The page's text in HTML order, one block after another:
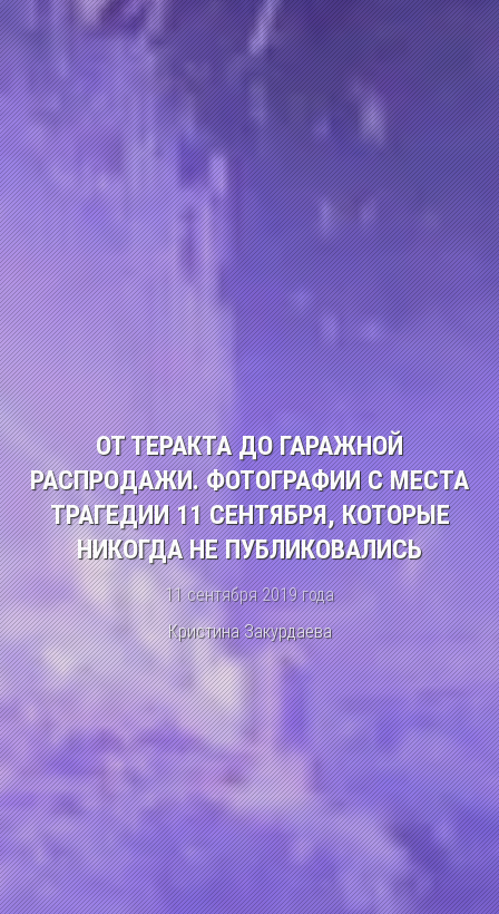
ОТ ТЕРАКТА ДО ГАРАЖНОЙ
РАСПРОДАЖИ. ФОТОГРАФИИ С МЕСТА
ТРАГЕДИИ 11 СЕНТЯБРЯ, КОТОРЫЕ
НИКОГДА НЕ ПУБЛИКОВАЛИСЬ
11 сентября 2019 года
Кристина Закурдаева